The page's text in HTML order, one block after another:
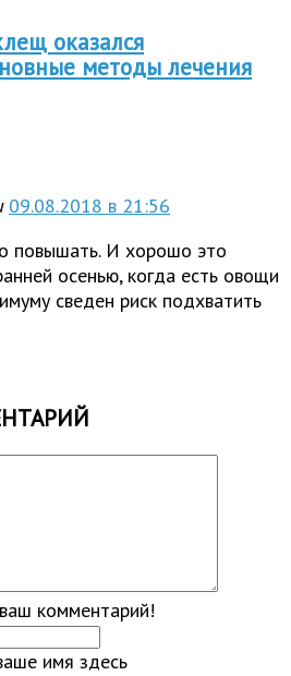
оказался
методы лечения
09.08.2018 в 21:56
повышать. И хорошо это
осенью, когда есть овощи
сведен риск подхватить
комментарий!
имя здесь